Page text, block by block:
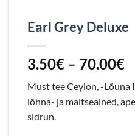
Earl Grey Deluxe
3.50€ – 70.00€
Must tee Ceylon, -Lõuna
lõhna- ja maitseained,
sidrun.